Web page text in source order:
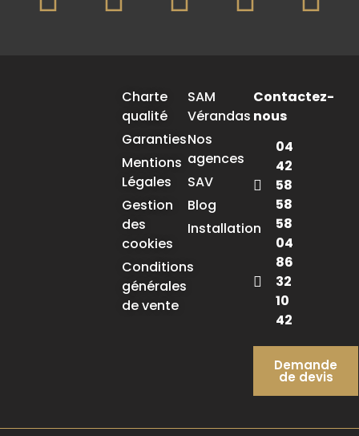
Charte
qualité
Garanties
Mentions
Légales
Gestion
des
cookies
Conditions
générales
de vente
SAM
Vérandas
Nos
agences
SAV
Blog
Installation
Contactez-
nous
04
42
58
58
58
04
86
32
10
42
Demande
de devis